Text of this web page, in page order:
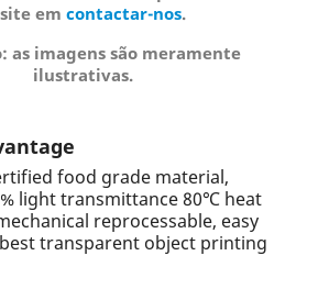
em contactar-nos.
as imagens são meramente
ilustrativas.
food grade material,
light transmittance 80℃ heat
reprocessable, easy
transparent object printing